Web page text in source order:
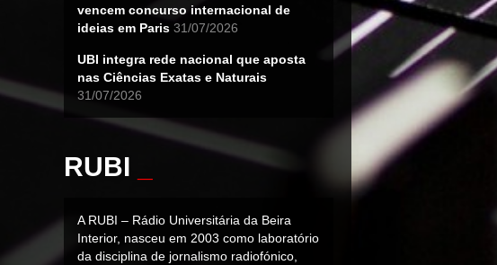
vencem concurso internacional de
ideias em Paris 31/07/2026
UBI integra rede nacional que aposta
nas Ciências Exatas e Naturais
31/07/2026
RUBI
A RUBI – Rádio Universitária da Beira
Interior, nasceu em 2003 como laboratório
da disciplina de jornalismo radiofónico,